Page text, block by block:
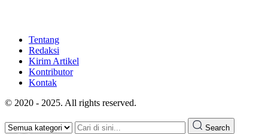
Tentang
Redaksi
Kirim Artikel
Kontributor
Kontak
© 2020 - 2025. All rights reserved.
Search